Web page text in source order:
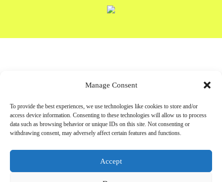
Manage Consent
To provide the best experiences, we use technologies like cookies to store and/or
access device information. Consenting to these technologies will allow us to process
data such as browsing behavior or unique IDs on this site. Not consenting or
withdrawing consent, may adversely affect certain features and functions.
Accept
Newsletter
abonnieren
Anmelden